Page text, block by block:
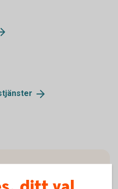
priser och